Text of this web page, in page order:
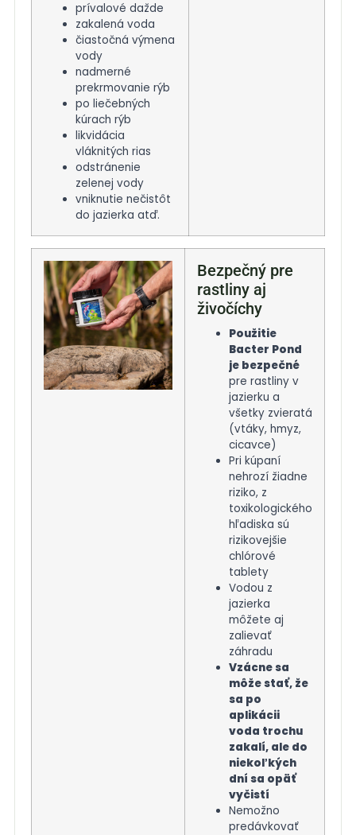
prívalové dažde
zakalená voda
čiastočná výmena
vody
nadmerné
prekrmovanie rýb
po liečebných
kúrach rýb
likvidácia
vláknitých rias
odstránenie
zelenej vody
vniknutie nečistôt
do jazierka atď.
Bezpečný pre
rastliny aj
živočíchy
Použitie
Bacter Pond
je bezpečné
pre rastliny v
jazierku a
všetky zvieratá
(vtáky, hmyz,
cicavce)
Pri kúpaní
nehrozí žiadne
riziko, z
toxikologického
hľadiska sú
rizikovejšie
chlórové
tablety
Vodou z
jazierka
môžete aj
zalievať
záhradu
Vzácne sa
môže stať, že
sa po
aplikácii
voda trochu
zakalí, ale do
niekoľkých
dní sa opäť
vyčistí
Nemožno
predávkovať